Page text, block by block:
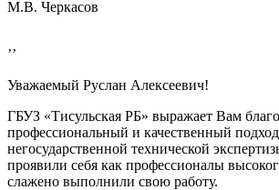
М.В. Черкасов
’’
Уважаемый Руслан Алексеевич!
ГБУЗ «Тисульская РБ» выражает Вам
профессиональный и качественный
негосударственной технической
проявили себя как профессионалы
слажено выполнили свою работу.